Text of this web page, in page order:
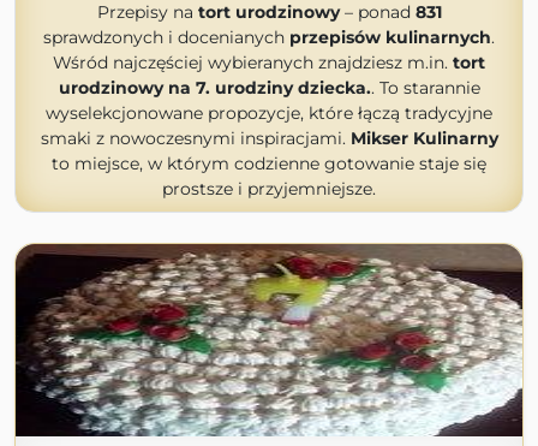
Przepisy na tort urodzinowy– ponad 831
sprawdzonych i docenianych przepisów kulinarnych.
Wśród najczęściej wybieranych znajdziesz m.in. tort
urodzinowy na 7. urodziny dziecka.. To starannie
wyselekcjonowane propozycje, które łączą tradycyjne
smaki z nowoczesnymi inspiracjami. Mikser Kulinarny
to miejsce, w którym codzienne gotowanie staje się
prostsze i przyjemniejsze.